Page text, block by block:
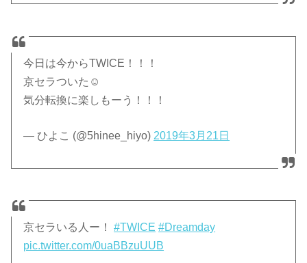
今日は今からTWICE！！！
京セラついた☺️
気分転換に楽しもーう！！！
— ひよこ (@5hinee_hiyo) 2019年3月21日
京セラいる人ー！#TWICE #Dreamday
pic.twitter.com/0uaBBzuUUB